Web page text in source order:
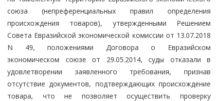
союза (непреференциальных правил определения
происхождения товаров), утвержденными Решением
Совета Евразийской экономической комиссии от 13.07.2018
N 49, положениями Договора о Евразийском
экономическом союзе от 29.05.2014, суды отказали в
удовлетворении заявленного требования, признав
отсутствие документов, подтверждающих происхождение
товара, что не позволяет осуществить проверку